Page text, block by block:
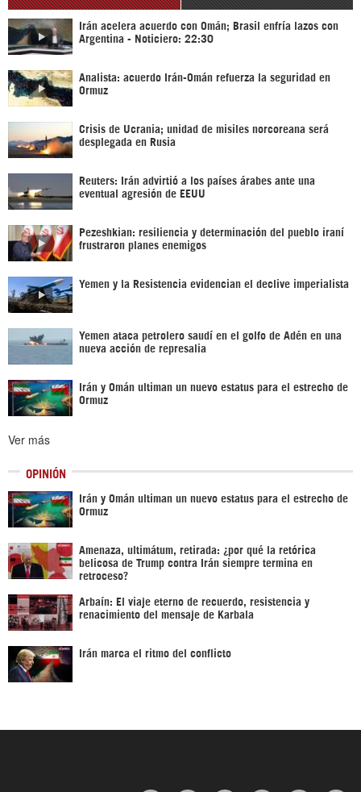
Irán acelera acuerdo con Omán; Brasil enfría lazos con
Argentina - Noticiero: 22:30
Analista: acuerdo Irán-Omán refuerza la seguridad en
Ormuz
Crisis de Ucrania; unidad de misiles norcoreana será
desplegada en Rusia
Reuters: Irán advirtió a los países árabes ante una
eventual agresión de EEUU
Pezeshkian: resiliencia y determinación del pueblo iraní
frustraron planes enemigos
Yemen y la Resistencia evidencian el declive imperialista
Yemen ataca petrolero saudí en el golfo de Adén en una
nueva acción de represalia
Irán y Omán ultiman un nuevo estatus para el estrecho de
Ormuz
Ver más
OPINIÓN
Irán y Omán ultiman un nuevo estatus para el estrecho de
Ormuz
Amenaza, ultimátum, retirada: ¿por qué la retórica
belicosa de Trump contra Irán siempre termina en
retroceso?
Arbaín: El viaje eterno de recuerdo, resistencia y
renacimiento del mensaje de Karbala
Irán marca el ritmo del conflicto